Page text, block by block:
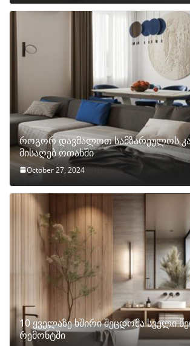
როგორ დავმალოთ სამზარეულოს
მისაღებ ოთახში
October 27, 2024
10 ყველაზე ხშირი შეცდომა სველი
რემონტში